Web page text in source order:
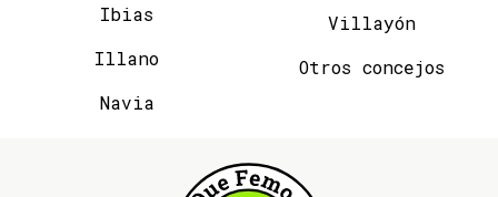
Ibias
Illano
Navia
Villayón
Otros concejos